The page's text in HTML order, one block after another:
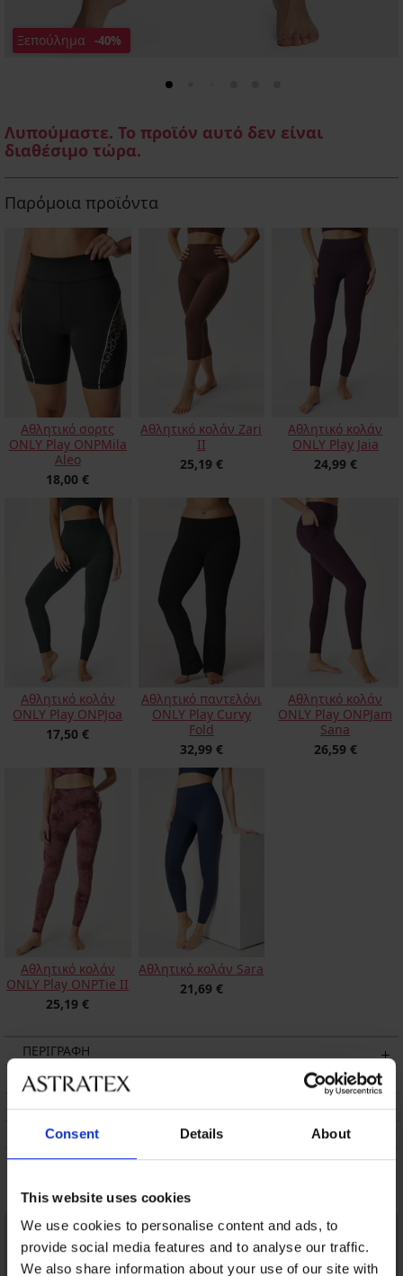
Consent Details About
This website uses cookies
We use cookies to personalise content and ads, to
provide social media features and to analyse our traffic.
We also share information about your use of our site with
Ξεπούλημα -40%
Λυπούμαστε. Το προϊόν αυτό δεν είναι
διαθέσιμο τώρα.
Παρόμοια προϊόντα
Αθλητικό σορτς
ONLY Play ONPMila
Aleo
18,00 €
Αθλητικό κολάν Zari
ΙΙ
25,19 €
Αθλητικό κολάν
ONLY Play Jaia
24,99 €
Αθλητικό κολάν
ONLY Play ONPJoa
17,50 €
Αθλητικό παντελόνι
ONLY Play Curvy
Fold
32,99 €
Αθλητικό κολάν
ONLY Play ONPJam
Sana
26,59 €
Αθλητικό κολάν
ONLY Play ONPTie II
25,19 €
Αθλητικό κολάν Sara
21,69 €
ΠΕΡΙΓΡΑΦΗ
ΑΠΟΣΤΟΛΗ ΚΑΙ ΠΛΗΡΩΜΗ
ΑΛΛΑΓΗ
ΣΥΝΤΗΡΗΣΗ ΚΑΙ ΠΛΥΣΗ
Μπορεί να σας αρέσει
LIMITED